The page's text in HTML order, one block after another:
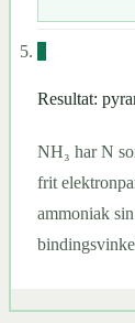
5
Resultat:
NH₃ har N
frit
ammoniak